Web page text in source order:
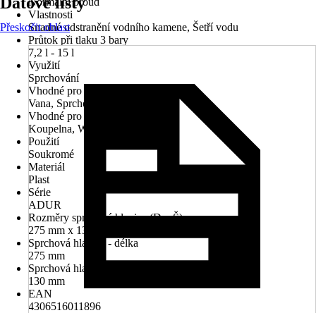
Vlastnosti
Snadné odstranění vodního kamene, Šetří vodu
Průtok při tlaku 3 bary
7,2 l - 15 l
Využití
Sprchování
Vhodné pro
Vana, Sprchová vanička
Vhodné pro prostory
Koupelna, WC pro hosty
Použití
Soukromé
Materiál
Plast
Série
ADUR
Rozměry sprchové hlavice (D x Š)
275 mm x 130 mm
Sprchová hlavice - délka
275 mm
Sprchová hlavice - šířka
130 mm
EAN
4306516011896
Přeskočit oblast